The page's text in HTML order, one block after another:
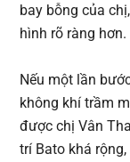
bay bỗng của
hình rõ ràng hơn.
Nếu một lần
không khí trầm
được chị Vân
trí Bato khá